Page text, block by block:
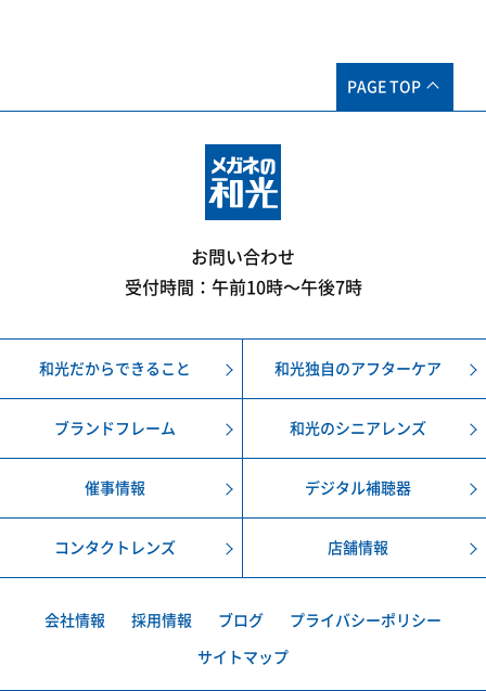
PAGE TOP
お問い合わせ
受付時間：午前10時〜午後7時
和光だからできること 和光独自のアフターケア
ブランドフレーム 和光のシニアレンズ
催事情報 デジタル補聴器
コンタクトレンズ 店舗情報
会社情報 採用情報 ブログ プライバシーポリシー
サイトマップ